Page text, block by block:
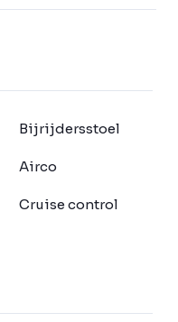
Bijrijdersstoel
Airco
Cruise control